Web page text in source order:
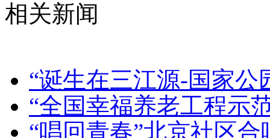
相关新闻
“诞生在三江源-国家公
“全国幸福养老工程示
“唱回青春”北京社区